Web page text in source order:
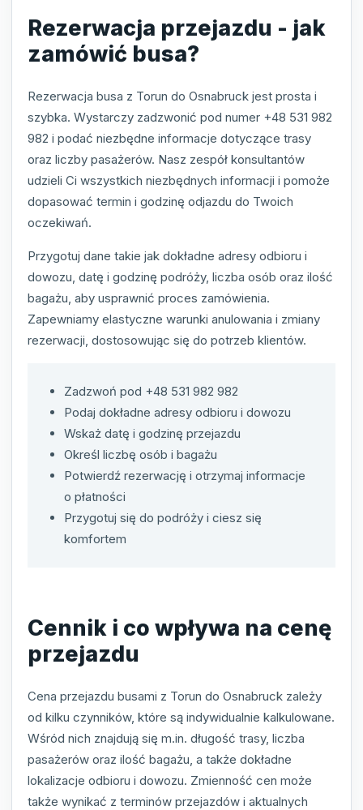
Rezerwacja przejazdu - jak
zamówić busa?
Rezerwacja busa z Torun do Osnabruck jest prosta i
szybka. Wystarczy zadzwonić pod numer +48 531 982
982 i podać niezbędne informacje dotyczące trasy
oraz liczby pasażerów. Nasz zespół konsultantów
udzieli Ci wszystkich niezbędnych informacji i pomoże
dopasować termin i godzinę odjazdu do Twoich
oczekiwań.
Przygotuj dane takie jak dokładne adresy odbioru i
dowozu, datę i godzinę podróży, liczba osób oraz ilość
bagażu, aby usprawnić proces zamówienia.
Zapewniamy elastyczne warunki anulowania i zmiany
rezerwacji, dostosowując się do potrzeb klientów.
Zadzwoń pod +48 531 982 982
Podaj dokładne adresy odbioru i dowozu
Wskaż datę i godzinę przejazdu
Określ liczbę osób i bagażu
Potwierdź rezerwację i otrzymaj informacje
o płatności
Przygotuj się do podróży i ciesz się
komfortem
Cennik i co wpływa na cenę
przejazdu
Cena przejazdu busami z Torun do Osnabruck zależy
od kilku czynników, które są indywidualnie kalkulowane.
Wśród nich znajdują się m.in. długość trasy, liczba
pasażerów oraz ilość bagażu, a także dokładne
lokalizacje odbioru i dowozu. Zmienność cen może
także wynikać z terminów przejazdów i aktualnych